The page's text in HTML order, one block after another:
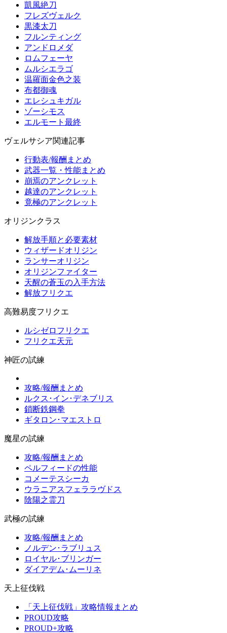
凱風絶刀
フレズヴェルク
黒漆太刀
フルンティング
アンドロメダ
ロムフェーヤ
ムルシエラゴ
温羅面金色之装
布都御魂
エレシュキガル
ゾーシモス
エルモート最終
ヴェルサシア関連記事
行動表/報酬まとめ
武器一覧・性能まとめ
崩焉のアンクレット
越達のアンクレット
竟極のアンクレット
オリジンクラス
解放手順と必要素材
ウィザードオリジン
ランサーオリジン
オリジンファイター
天醒の蒼玉の入手方法
解放フリクエ
高難易度フリクエ
ルシゼロフリクエ
フリクエ天元
神匠の試練
攻略/報酬まとめ
ルクス･イン･デネブリス
鎖断鉄鋼拳
ギタロン･マエストロ
魔星の試練
攻略/報酬まとめ
ペルフィードの性能
コメーテスシーカ
ウラニアスフェララヴドス
陰陽之霊刀
武極の試練
攻略/報酬まとめ
ノルデン･ラブリュス
ロイヤル･ブリンガー
ダイアデム･ムーリネ
天上征伐戦
「天上征伐戦」攻略情報まとめ
PROUD攻略
PROUD+攻略